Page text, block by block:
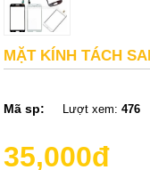
MẶT KÍNH TÁCH
Mã sp: Lượt xem:476
35,000đ